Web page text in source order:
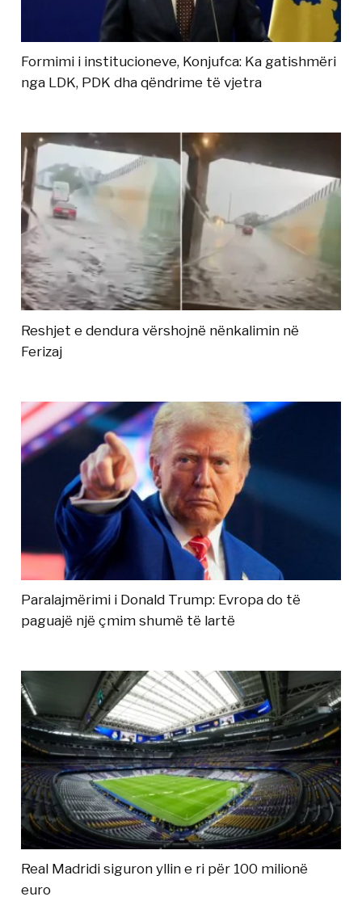
Formimi i institucioneve, Konjufca: Ka gatishmëri
nga LDK, PDK dha qëndrime të vjetra
Reshjet e dendura vërshojnë nënkalimin në
Ferizaj
Paralajmërimi i Donald Trump: Evropa do të
paguajë një çmim shumë të lartë
Real Madridi siguron yllin e ri për 100 milionë
euro